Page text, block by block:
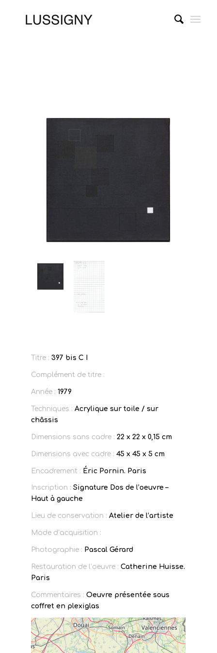
Titre : 397 bis C I
Complément de titre :
Année : 1979
Techniques : Acrylique sur toile / sur
châssis
Dimensions sans cadre : 22 x 22 x 0,15 cm
Dimensions avec cadre : 45 x 45 x 5 cm
Encadrement : Éric Pornin. Paris
Inscription : Signature Dos de l’oeuvre –
Haut à gauche
Lieu de conservation : Atelier de l’artiste
Mode d’acquisition :
Photographie : Pascal Gérard
Restauration de l’oeuvre : Catherine Huisse.
Paris
Commentaires : Oeuvre présentée sous
coffret en plexiglas